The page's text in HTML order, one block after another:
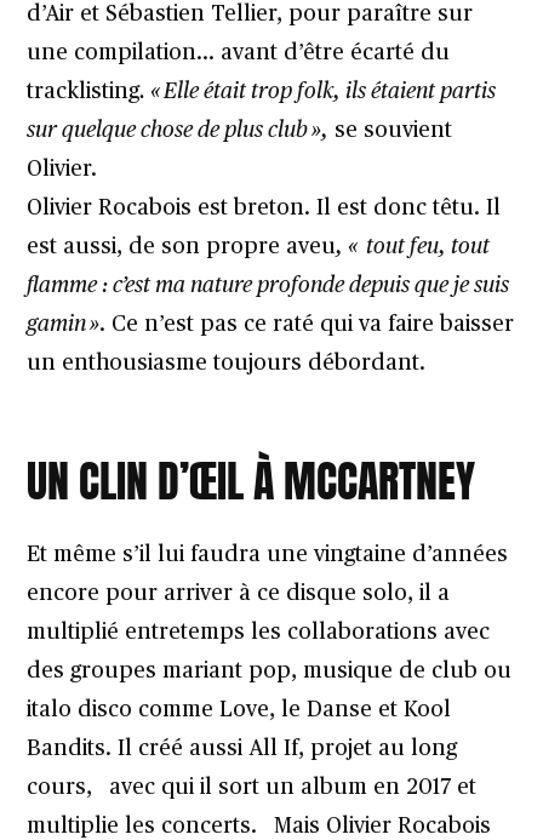
d’Air et Sébastien Tellier, pour paraître sur
une compilation… avant d’être écarté du
tracklisting. « Elle était trop folk, ils étaient partis
sur quelque chose de plus club », se souvient
Olivier.
Olivier Rocabois est breton. Il est donc têtu. Il
est aussi, de son propre aveu, « tout feu, tout
flamme : c’est ma nature profonde depuis que je suis
gamin ». Ce n’est pas ce raté qui va faire baisser
un enthousiasme toujours débordant.
UN CLIN D’ŒIL À MCCARTNEY
Et même s’il lui faudra une vingtaine d’années
encore pour arriver à ce disque solo, il a
multiplié entretemps les collaborations avec
des groupes mariant pop, musique de club ou
italo disco comme Love, le Danse et Kool
Bandits. Il créé aussi All If, projet au long
cours, avec qui il sort un album en 2017 et
multiplie les concerts. Mais Olivier Rocabois